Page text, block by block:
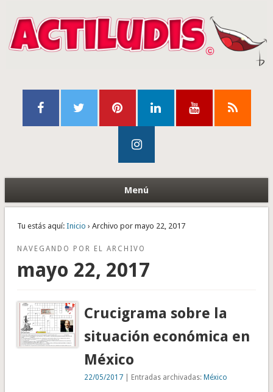
Menú
Tu estás aquí: Inicio › Archivo por mayo 22, 2017
NAVEGANDO POR EL ARCHIVO
mayo 22, 2017
Crucigrama sobre la
situación económica en
México
22/05/2017 | Entradas archivadas:México